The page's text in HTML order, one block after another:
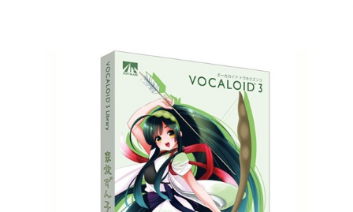
ウクレレ
パーカッション
キーボード 電子ピアノ